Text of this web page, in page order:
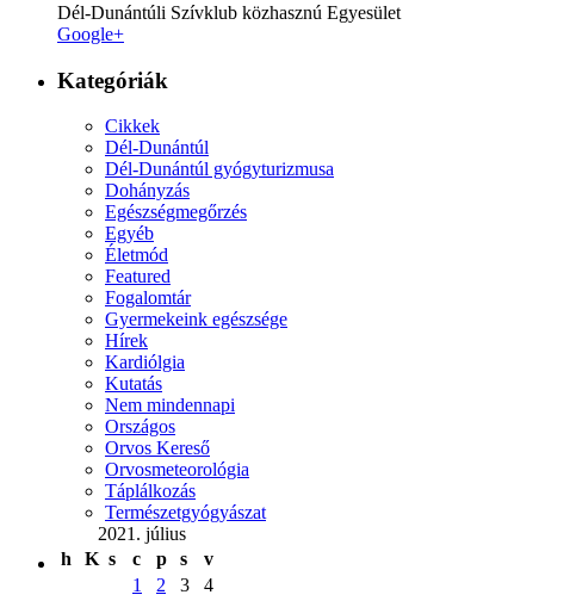
Dél-Dunántúli Szívklub közhasznú Egyesület
Google+
Kategóriák
Cikkek
Dél-Dunántúl
Dél-Dunántúl gyógyturizmusa
Dohányzás
Egészségmegőrzés
Egyéb
Életmód
Featured
Fogalomtár
Gyermekeink egészsége
Hírek
Kardiólgia
Kutatás
Nem mindennapi
Országos
Orvos Kereső
Orvosmeteorológia
Táplálkozás
Természetgyógyászat
2021. július
h
K s c p s
v
1
2 3 4